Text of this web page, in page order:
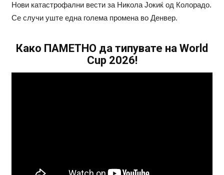
Нови катастрофални вести за Никола Јокиќ од Колорадо.
Се случи уште една голема промена во Денвер.
Како ПАМЕТНО да типувате на World
Cup 2026!